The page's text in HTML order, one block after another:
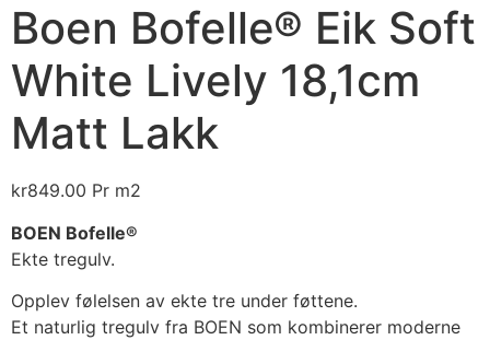
Boen Bofelle® Eik Soft
White Lively 18,1cm
Matt Lakk
kr849.00 Pr m2
BOEN Bofelle®
Ekte tregulv.
Opplev følelsen av ekte tre under føttene.
Et naturlig tregulv fra BOEN som kombinerer moderne